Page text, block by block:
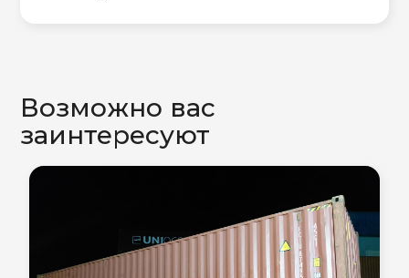
Возможно вас
заинтересуют